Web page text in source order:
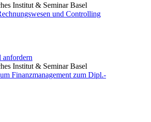
Institut & Seminar Basel
und Controlling
anfordern
Institut & Seminar Basel
Finanzmanagement zum Dipl.-